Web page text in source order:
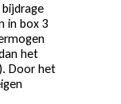
bijdrage
in box 3
het
Door het